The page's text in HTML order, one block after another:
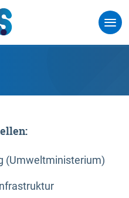
(Umweltministerium)